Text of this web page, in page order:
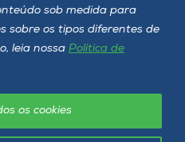
sob medida para
sobre os tipos diferentes de
leia nossa Política de
os cookies